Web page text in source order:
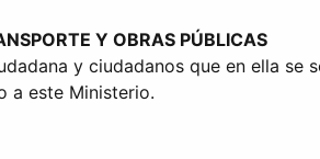
Y OBRAS PÚBLICAS
y ciudadanos que en ella
a este Ministerio.